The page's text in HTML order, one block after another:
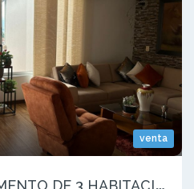
venta
E
N VENTA APARTAMENTO DE 3 HABITACIONES EN BARRIO VERSALLES MANIZALES